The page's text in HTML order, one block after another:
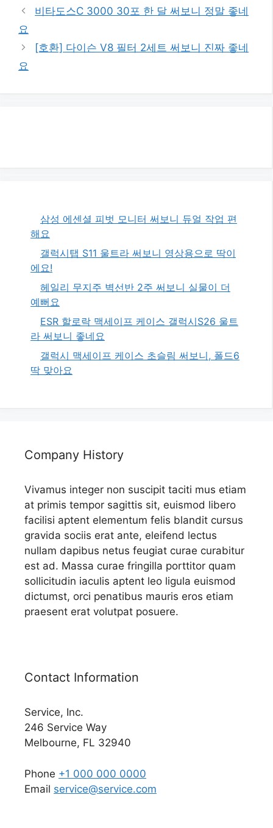
비타도스C 3000 30포 한 달 써보니 정말 좋네
요
[호환] 다이슨 V8 필터 2세트 써보니 진짜 좋네
요
삼성 에센셜 피벗 모니터 써보니 듀얼 작업 편
해요
갤럭시탭 S11 울트라 써보니 영상용으로 딱이
에요!
헤일리 무지주 벽선반 2주 써보니 실물이 더
예뻐요
ESR 할로락 맥세이프 케이스 갤럭시S26 울트
라 써보니 좋네요
갤럭시 맥세이프 케이스 초슬림 써보니, 폴드6
딱 맞아요
Company History
Vivamus integer non suscipit taciti mus etiam
at primis tempor sagittis sit, euismod libero
facilisi aptent elementum felis blandit cursus
gravida sociis erat ante, eleifend lectus
nullam dapibus netus feugiat curae curabitur
est ad. Massa curae fringilla porttitor quam
sollicitudin iaculis aptent leo ligula euismod
dictumst, orci penatibus mauris eros etiam
praesent erat volutpat posuere.
Contact Information
Service, Inc.
246 Service Way
Melbourne, FL 32940
Phone +1 000 000 0000
Email service@service.com